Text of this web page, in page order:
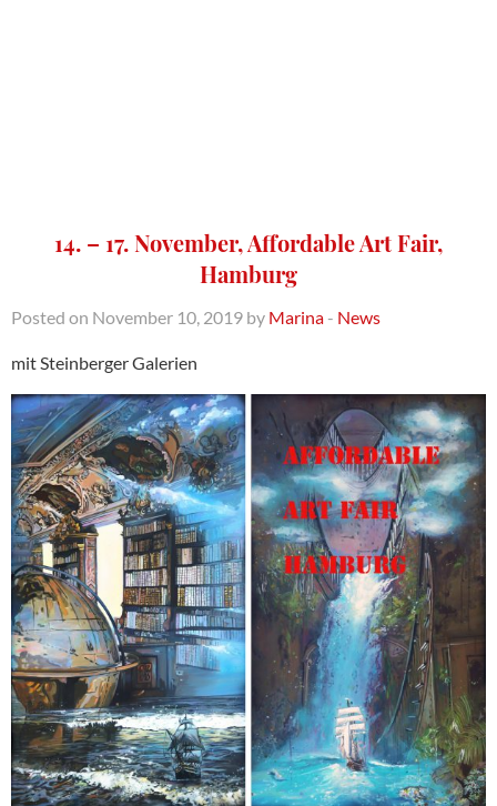
14. – 17. November, Affordable Art Fair,
Hamburg
Posted on November 10, 2019 by Marina - News
mit Steinberger Galerien